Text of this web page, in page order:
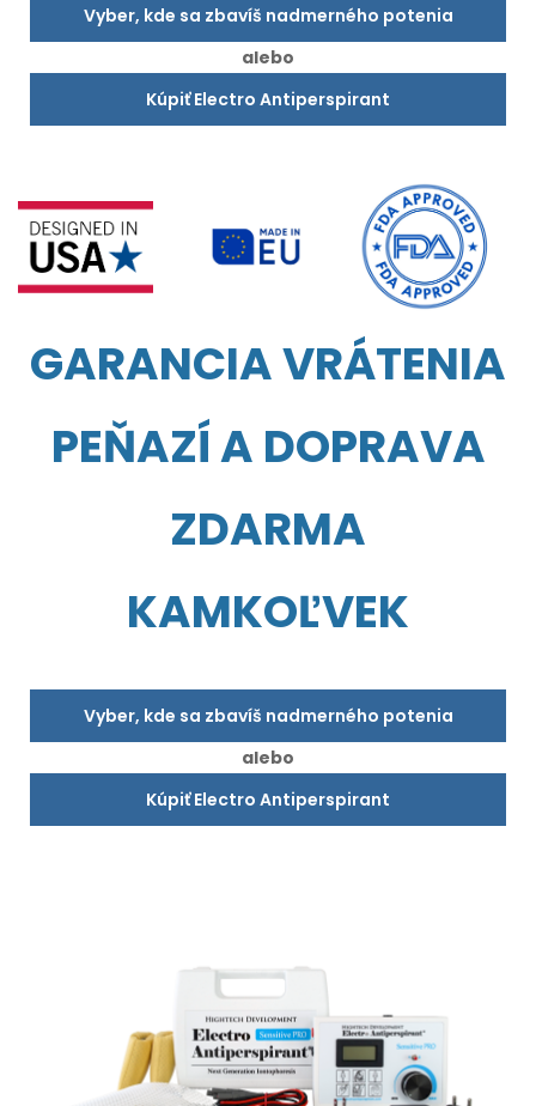
Vyber, kde sa zbavíš nadmerného potenia
alebo
Kúpiť Electro Antiperspirant
GARANCIA VRÁTENIA
PEŇAZÍ A DOPRAVA
ZDARMA
KAMKOĽVEK
Vyber, kde sa zbavíš nadmerného potenia
alebo
Kúpiť Electro Antiperspirant